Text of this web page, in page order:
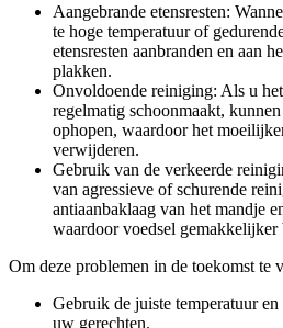
Aangebrande etensresten:
te hoge temperatuur of
etensresten aanbranden en aan
plakken.
Onvoldoende reiniging: Als u
regelmatig schoonmaakt,
ophopen, waardoor het
verwijderen.
Gebruik van de verkeerde
van agressieve of schurende
antiaanbaklaag van het mandje
waardoor voedsel
Om deze problemen in de toekomst te
Gebruik de juiste temperatuur
uw gerechten.